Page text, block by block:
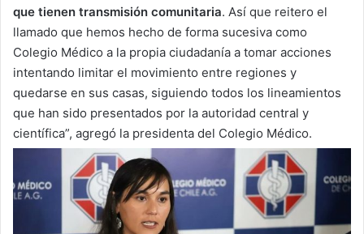
que tienen transmisión comunitaria. Así que reitero el
llamado que hemos hecho de forma sucesiva como
Colegio Médico a la propia ciudadanía a tomar acciones
intentando limitar el movimiento entre regiones y
quedarse en sus casas, siguiendo todos los lineamientos
que han sido presentados por la autoridad central y
científica”, agregó la presidenta del Colegio Médico.